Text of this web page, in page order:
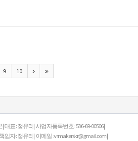
9 10
대표 : 정유리 | 사업자등록번호 : 536-69-00506 |
자 : 정유리 | 이메일 : vrmakerskr@gmail.com |